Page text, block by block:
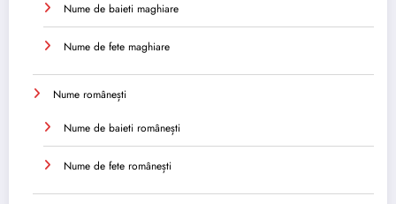
Nume de baieti maghiare
Nume de fete maghiare
Nume românești
Nume de baieti românești
Nume de fete românești